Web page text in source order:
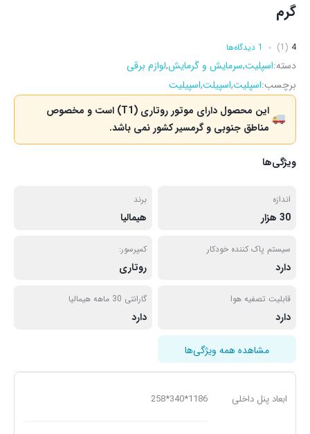
گرم
4
(1) 1 دیدگاه‌ها
دسته:اسپلیت,سرمایش و گرمایش,لوازم برقی
برچسب:اسپلیت,اسپیلت,اسپیلیت
این محصول دارای موتور روتاری (T1) است و مخصوص
مناطق جنوبی و گرمسیر کشور نمی باشد.
ویژگی‌ها
اندازه
30 هزار
برند
هیمالیا
سیستم پاک کننده خودکار
دارد
کمپرسور:
روتاری
قابلیت تصفیه هوا
دارد
گارانتی 30 ماهه هیمالیا
دارد
مشاهده همه ویژگی‌ها
ابعاد پنل داخلی 1186*340*258